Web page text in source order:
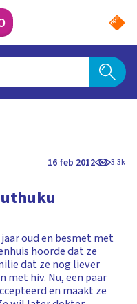
16 feb 2012 3.3k
oud en besmet met
hoorde dat ze
dat ze nog liever
met hiv. Nu, een paar
en maakt ze